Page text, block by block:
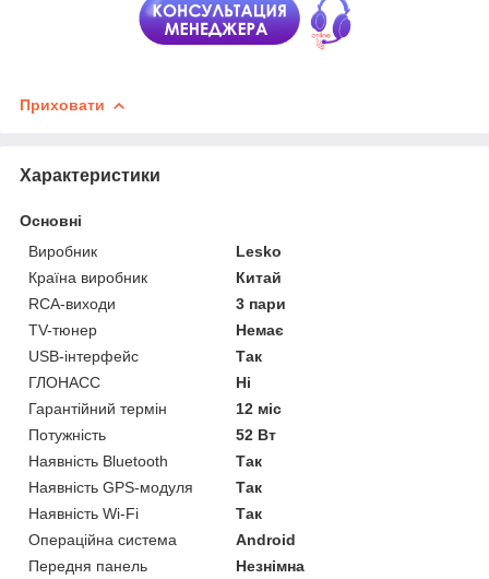
Приховати
Характеристики
Основні
Виробник
Lesko
Країна виробник
Китай
RCA-виходи
3 пари
TV-тюнер
Немає
USB-інтерфейс
Так
ГЛОНАСС
Ні
Гарантійний термін
12 міс
Потужність
52 Вт
Наявність Bluetooth
Так
Наявність GPS-модуля
Так
Наявність Wi-Fi
Так
Операційна система
Android
Передня панель
Незнімна